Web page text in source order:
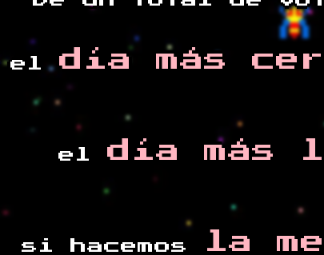
el día más
el día más
si hacemos la